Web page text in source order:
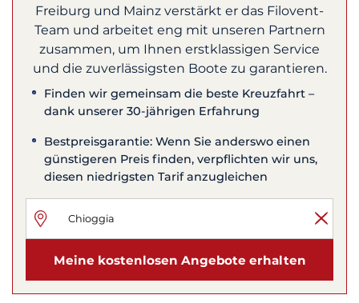
Freiburg und Mainz verstärkt er das Filovent-
Team und arbeitet eng mit unseren Partnern
zusammen, um Ihnen erstklassigen Service
und die zuverlässigsten Boote zu garantieren.
Finden wir gemeinsam die beste Kreuzfahrt –
dank unserer 30-jährigen Erfahrung
Bestpreisgarantie: Wenn Sie anderswo einen
günstigeren Preis finden, verpflichten wir uns,
diesen niedrigsten Tarif anzugleichen
Meine kostenlosen Angebote erhalten